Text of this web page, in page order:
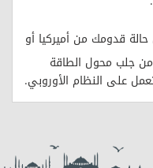
قدومك من أميركيا أو
جلب محول الطاقة
على النظام الأوروبي.